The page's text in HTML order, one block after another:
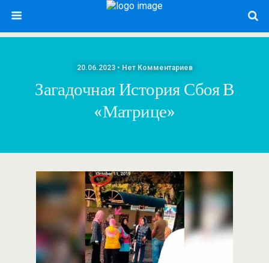
20.06.2023 • Нет Комментариев
Загадочная История Сбоя В
«Матрице»